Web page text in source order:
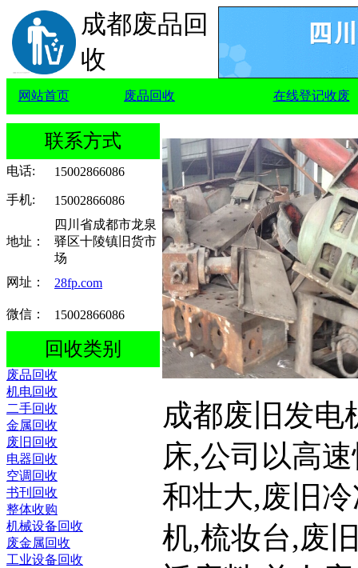
成都废品回
收
网站首页 废品回收 在线登记收废
联系方式
电话: 15002866086
手机: 15002866086
地址：
四川省成都市龙泉
驿区十陵镇旧货市
场
网址：
28fp.com
微信： 15002866086
回收类别
废品回收
机电回收
二手回收
金属回收
废旧回收
电器回收
空调回收
书刊回收
整体收购
机械设备回收
废金属回收
工业设备回收
成都废旧发电
床,公司以高
和壮大,废旧
机,梳妆台,废